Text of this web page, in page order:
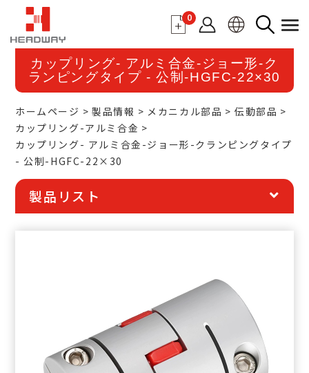
0
カップリング- アルミ合金-ジョー形-ク
ランピングタイプ - 公制-HGFC-22×30
ホームページ 製品情報 メカニカル部品
伝動部品
カップリング-アルミ合金
カップリング- アルミ合金-ジョー形-クランピングタイプ
- 公制-HGFC-22×30
製品リスト